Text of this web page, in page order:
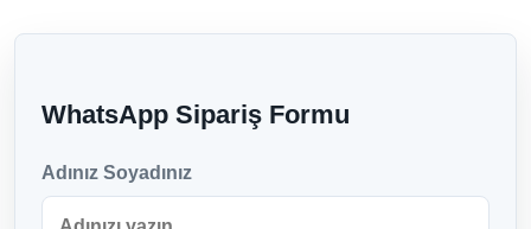
WhatsApp Sipariş Formu
Adınız Soyadınız